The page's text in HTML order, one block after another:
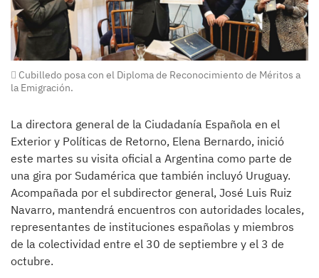
Cubilledo posa con el Diploma de Reconocimiento de Méritos a
la Emigración.
La directora general de la Ciudadanía Española en el
Exterior y Políticas de Retorno, Elena Bernardo, inició
este martes su visita oficial a Argentina como parte de
una gira por Sudamérica que también incluyó Uruguay.
Acompañada por el subdirector general, José Luis Ruiz
Navarro, mantendrá encuentros con autoridades locales,
representantes de instituciones españolas y miembros
de la colectividad entre el 30 de septiembre y el 3 de
octubre.